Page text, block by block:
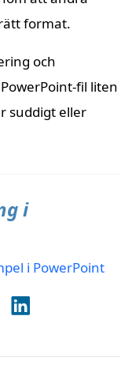
format.
och
fil liten
suddigt eller
i
i PowerPoint